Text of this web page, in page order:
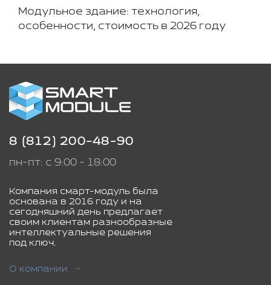
Модульное здание: технология,
особенности, стоимость в 2026 году
8 (812) 200-48-90
пн-пт: с 9:00 - 18:00
Компания смарт-модуль была
основана в 2016 году и на
сегодняшний день предлагает
своим клиентам разнообразные
интеллектуальные решения
под ключ.
О компании